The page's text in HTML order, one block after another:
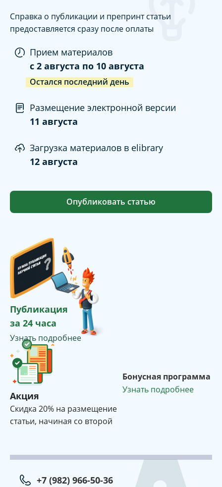
Справка о публикации и препринт статьи
предоставляется сразу после оплаты
Прием материалов
c 2 августа по 10 августа
Остался последний день
Размещение электронной версии
11 августа
Загрузка материалов в elibrary
12 августа
Опубликовать статью
Публикация
за 24 часа
Узнать подробнее
Акция
Cкидка 20% на размещение
статьи, начиная со второй
Бонусная программа
Узнать подробнее
+7 (982) 966-50-36